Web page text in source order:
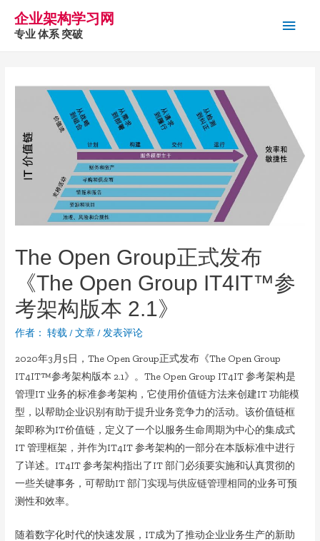
企业架构学习网
专业 体系 突破
主
The Open Group正式发布
《The Open Group IT4IT™参
考架构版本 2.1》
作者： 转载/文章/发表评论
2020年3月5日，The Open Group正式发布《The Open Group
IT4IT™参考架构版本 2.1》。The Open Group IT4IT 参考架构是
管理IT 业务的标准参考架构，它使用价值链方法来创建IT 功能模
型，以帮助企业识别有助于提升业务竞争力的活动。该价值链框
架即称为IT价值链，定义了一个以服务生命周期为中心的集成式
IT 管理框架，并作为IT4IT 参考架构的一部分在本版标准中进行
了详述。IT4IT 参考架构指出了IT 部门必须要实施和认真贯彻的
一些关键事务，可帮助IT 部门实现与供应链管理相同的业务可预
测性和效率。
随着数字化时代的快速发展，IT成为了推动企业业务生产的新助